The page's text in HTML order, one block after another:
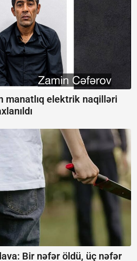
manatlıq elektrik naqilləri
Bir nəfər öldü, üç nəfər